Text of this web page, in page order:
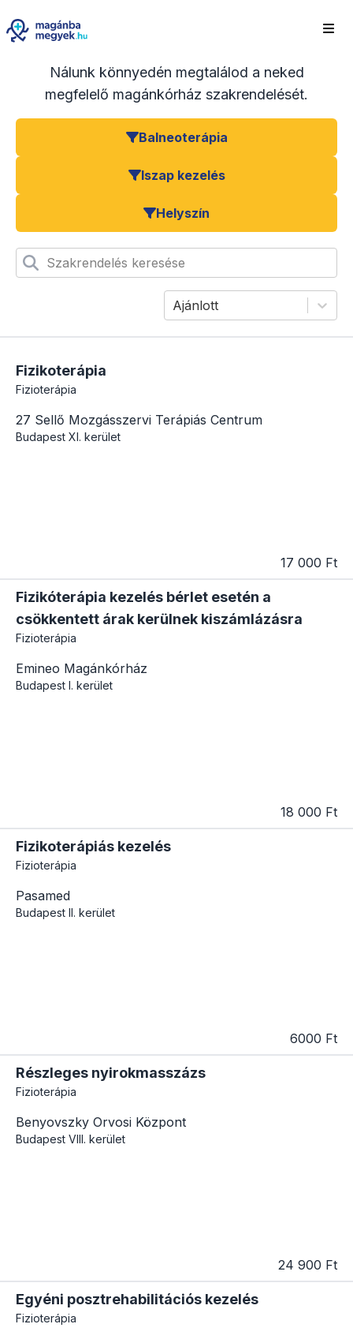
Nálunk könnyedén megtalálod a neked
megfelelő magánkórház szakrendelését.
Balneoterápia
Iszap kezelés
Helyszín
Szakrendelés keresése
Ajánlott
Fizikoterápia
Fizioterápia
27 Sellő Mozgásszervi Terápiás Centrum
Budapest XI. kerület
17 000 Ft
Fizikóterápia kezelés bérlet esetén a
csökkentett árak kerülnek kiszámlázásra
Fizioterápia
Emineo Magánkórház
Budapest I. kerület
18 000 Ft
Fizikoterápiás kezelés
Fizioterápia
Pasamed
Budapest II. kerület
6000 Ft
Részleges nyirokmasszázs
Fizioterápia
Benyovszky Orvosi Központ
Budapest VIII. kerület
24 900 Ft
Egyéni posztrehabilitációs kezelés
Fizioterápia